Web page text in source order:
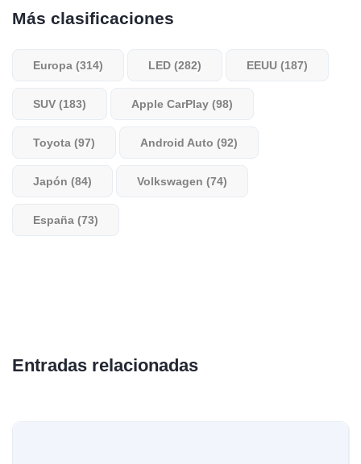
Más clasificaciones
Europa (314) LED (282) EEUU (187)
SUV (183) Apple CarPlay (98)
Toyota (97) Android Auto (92)
Japón (84) Volkswagen (74)
España (73)
Entradas relacionadas